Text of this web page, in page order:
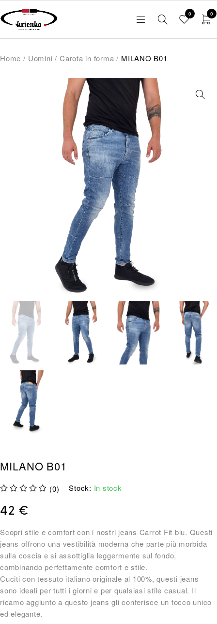
0 0
Home / Uomini / Carota in forma / MILANO B01
MILANO B01
(0) Stock: In stock
Scopri stile e comfort con i nostri jeans Carrot Fit blu. Questi
jeans offrono una vestibilità moderna che parte più morbida
sulla coscia e si assottiglia leggermente sul fondo,
combinando perfettamente comfort e stile.
Cuciti con tessuto italiano originale al 100%, questi jeans
sono ideali per tutti i giorni e per qualsiasi stile casual. Il
ricamo aggiunto a questo jeans gli conferisce un tocco unico
ed elegante.
42 €